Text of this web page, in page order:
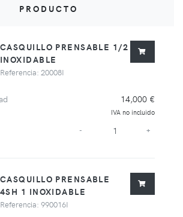
PRODUCTO
CASQUILLO PRENSABLE 1/2
INOXIDABLE
Referencia: 20008I
14,000 €
IVA no incluido
- +
CASQUILLO PRENSABLE
4SH 1 INOXIDABLE
Referencia: 990016I